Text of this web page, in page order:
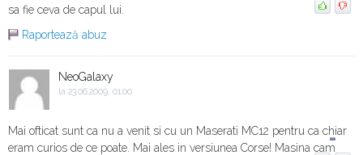
sa fie ceva de capul lui.
Raportează abuz
NeoGalaxy
la 23.06.2009, 01:00
Mai ofticat sunt ca nu a venit si cu un Maserati MC12 pentru ca chiar
eram curios de ce poate. Mai ales in versiunea Corse! Masina cam
-